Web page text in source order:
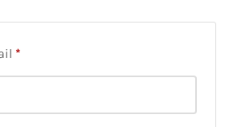
*